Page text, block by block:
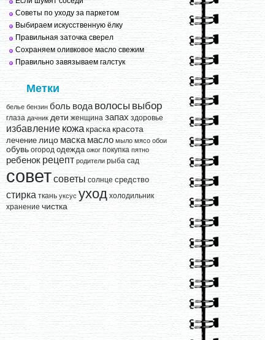
Советы по уходу за паркетом
Выбираем искусственную ёлку
Правильная заточка сверел
Сохраняем оливковое масло свежим
Правильно завязываем галстук
Метки
белье бензин боль вода волосы выбор
глаза дачник дети женщина запах здоровье
избавление кожа краска красота
лечение лицо маска масло мыло мясо обои
обувь огород одежда ожог покупка пятно
ребенок рецепт родители рыба сад
советсоветы солнце средство
стирка ткань уксус уход холодильник
хранение чистка